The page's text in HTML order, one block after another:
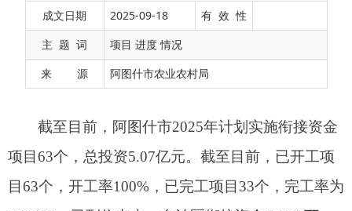
成文日期
2025-09-18
有 效 性
主 题 词
项目 进度 情况
来 源
阿图什市农业农村局
项目63个，总投资5.07亿元。截至目前，已开工项
目63个，开工率100%，已完工项目33个，完工率为
52.38%。已到位中央、自治区衔接资金45126万
2025年9月18日